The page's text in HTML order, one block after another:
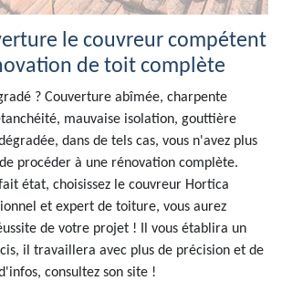
le couvreur compétent
de toit complète
? Couverture abîmée, charpente
mauvaise isolation, gouttière
dans de tels cas, vous n'avez plus
procéder à une rénovation complète.
état, choisissez le couvreur Hortica
et expert de toiture, vous aurez
de votre projet ! Il vous établira un
il travaillera avec plus de précision et de
consultez son site !